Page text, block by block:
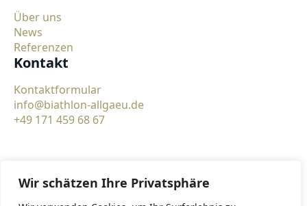
Wir schätzen Ihre Privatsphäre
Über uns
News
Referenzen
Kontakt
Kontaktformular
info@biathlon-allgaeu.de
+49 171 459 68 67
Made by WeAreWeblabs